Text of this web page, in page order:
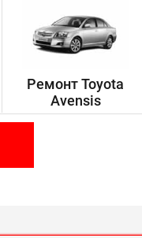
Ремонт Toyota
Avensis